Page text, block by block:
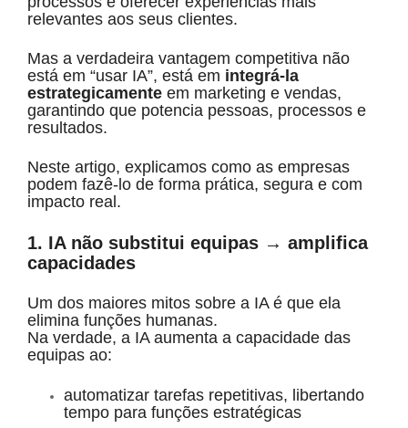
relevantes aos seus clientes.
Mas a verdadeira vantagem competitiva não
está em “usar IA”, está em integrá-la
estrategicamente em marketing e vendas,
garantindo que potencia pessoas, processos e
resultados.
Neste artigo, explicamos como as empresas
podem fazê-lo de forma prática, segura e com
impacto real.
1. IA não substitui equipas → amplifica
capacidades
Um dos maiores mitos sobre a IA é que ela
elimina funções humanas.
Na verdade, a IA aumenta a capacidade das
equipas ao:
automatizar tarefas repetitivas, libertando
tempo para funções estratégicas